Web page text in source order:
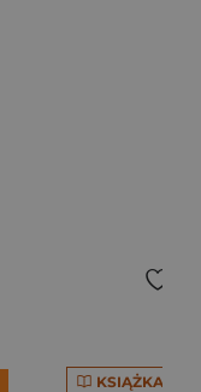
KSIĄŻKA